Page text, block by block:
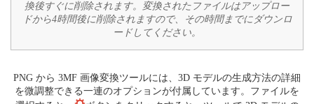
換後すぐに削除されます。変換されたファイルはアップロー
ドから4時間後に削除されますので、その時間までにダウンロ
ードしてください。
PNG から 3MF 画像変換ツールには、3D モデルの生成方法の詳細
を微調整できる一連のオプションが付属しています。ファイルを